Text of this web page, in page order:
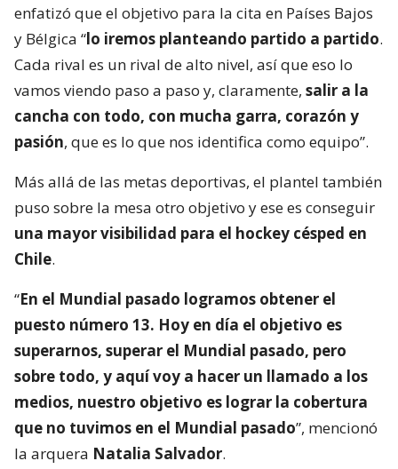
enfatizó que el objetivo para la cita en Países Bajos
y Bélgica “lo iremos planteando partido a partido.
Cada rival es un rival de alto nivel, así que eso lo
vamos viendo paso a paso y, claramente, salir a la
cancha con todo, con mucha garra, corazón y
pasión, que es lo que nos identifica como equipo”.
Más allá de las metas deportivas, el plantel también
puso sobre la mesa otro objetivo y ese es conseguir
una mayor visibilidad para el hockey césped en
Chile.
“En el Mundial pasado logramos obtener el
puesto número 13. Hoy en día el objetivo es
superarnos, superar el Mundial pasado, pero
sobre todo, y aquí voy a hacer un llamado a los
medios, nuestro objetivo es lograr la cobertura
que no tuvimos en el Mundial pasado”, mencionó
la arquera Natalia Salvador.